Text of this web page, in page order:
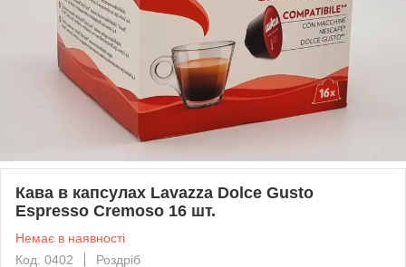
Кава в капсулах Lavazza Dolce Gusto
Espresso Cremoso 16 шт.
Немає в наявності
Код: 0402
Роздріб